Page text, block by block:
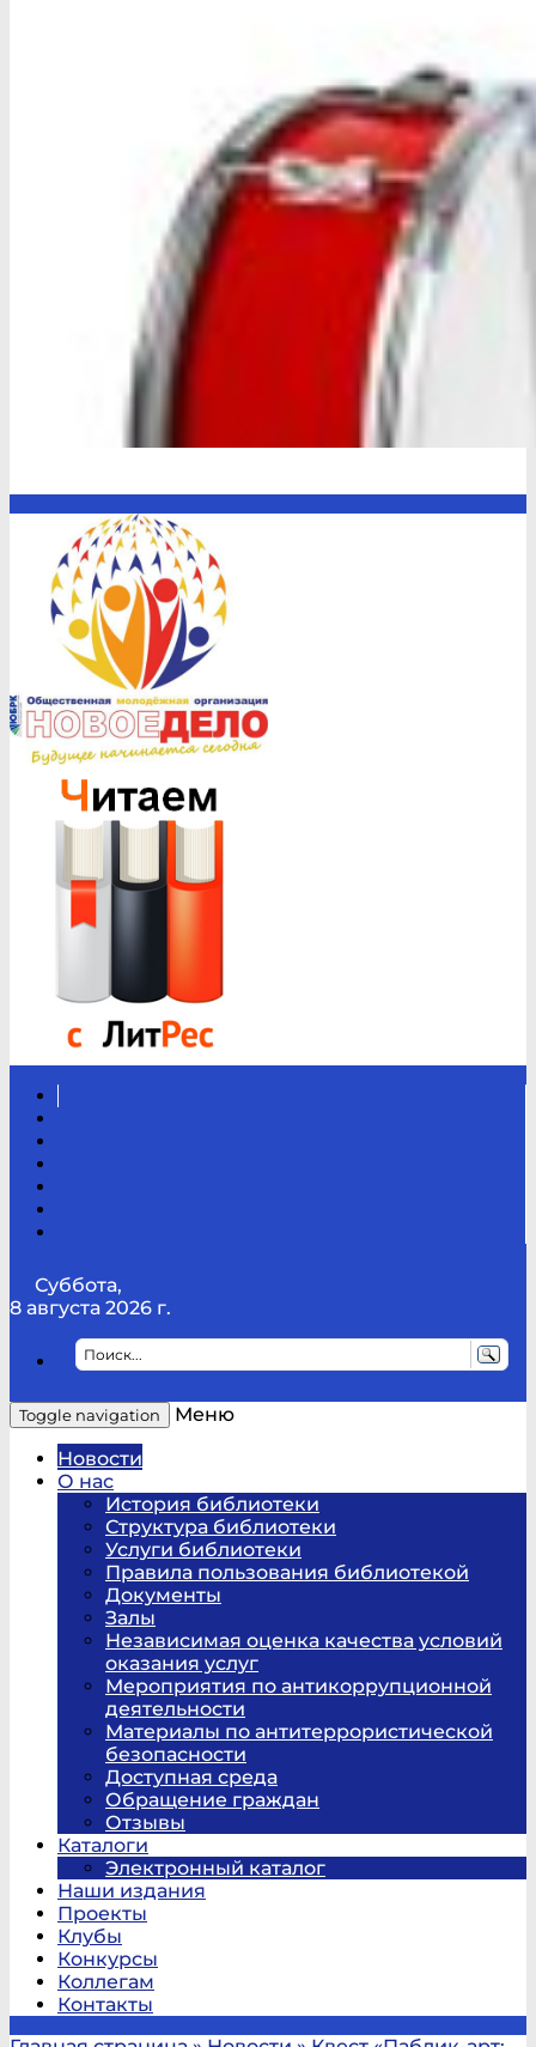
Суббота,
8 августа 2026 г.
Toggle navigation
Меню
Новости
О нас
История библиотеки
Структура библиотеки
Услуги библиотеки
Правила пользования библиотекой
Документы
Залы
Независимая оценка качества условий
оказания услуг
Мероприятия по антикоррупционной
деятельности
Материалы по антитеррористической
безопасности
Доступная среда
Обращение граждан
Отзывы
Каталоги
Электронный каталог
Наши издания
Проекты
Клубы
Конкурсы
Коллегам
Контакты